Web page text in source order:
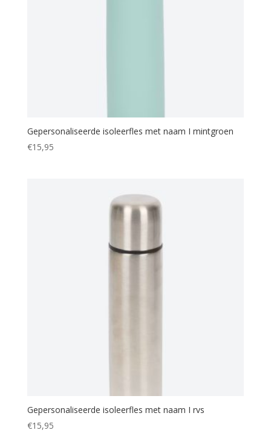
Gepersonaliseerde isoleerfles met naam I mintgroen
€15,95
Gepersonaliseerde isoleerfles met naam I rvs
€15,95